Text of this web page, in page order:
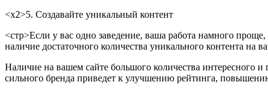
<х2>5. Создавайте уникальный контент
<стр>Если у вас одно заведение, ваша работа намного
наличие достаточного количества уникального контента на
Наличие на вашем сайте большого количества интересного
сильного бренда приведет к улучшению рейтинга,